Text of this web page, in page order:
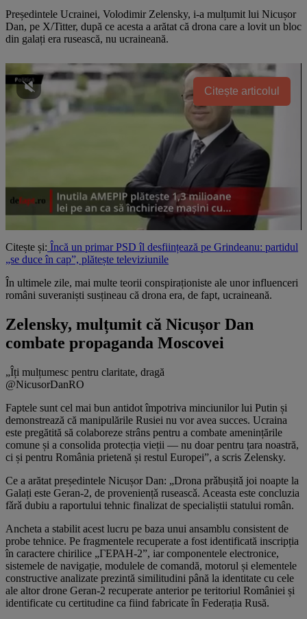
Președintele Ucrainei, Volodimir Zelensky, i-a mulțumit lui Nicușor
Dan, pe X/Titter, după ce acesta a arătat că drona care a lovit un bloc
din galați era rusească, nu ucraineană.
Citește articolul
Citește și: Încă un primar PSD îl desființează pe Grindeanu: partidul
„se duce în cap”, plătește televiziunile
În ultimele zile, mai multe teorii conspiraționiste ale unor influenceri
români suveraniști susțineau că drona era, de fapt, ucraineană.
Zelensky, mulțumit că Nicușor Dan
combate propaganda Moscovei
„Îți mulțumesc pentru claritate, dragă
@NicusorDanRO
Faptele sunt cel mai bun antidot împotriva minciunilor lui Putin și
demonstrează că manipulările Rusiei nu vor avea succes. Ucraina
este pregătită să colaboreze strâns pentru a combate amenințările
comune și a consolida protecția vieții — nu doar pentru țara noastră,
ci și pentru România prietenă și restul Europei”, a scris Zelensky.
Ce a arătat președintele Nicușor Dan: „Drona prǎbușitǎ joi noapte la
Galați este Geran-2, de proveniențǎ ruseascǎ. Aceasta este concluzia
fǎrǎ dubiu a raportului tehnic finalizat de specialiștii statului român.
Ancheta a stabilit acest lucru pe baza unui ansamblu consistent de
probe tehnice. Pe fragmentele recuperate a fost identificată inscripția
în caractere chirilice „ГЕРАН-2”, iar componentele electronice,
sistemele de navigație, modulele de comandă, motorul și elementele
constructive analizate prezintă similitudini până la identitate cu cele
ale altor drone Geran-2 recuperate anterior pe teritoriul României și
identificate cu certitudine ca fiind fabricate în Federația Rusă.